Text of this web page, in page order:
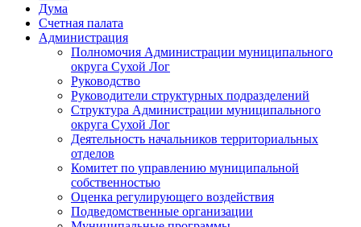
Дума
Счетная палата
Администрация
Полномочия Администрации муниципального
округа Сухой Лог
Руководство
Руководители структурных подразделений
Структура Администрации муниципального
округа Сухой Лог
Деятельность начальников территориальных
отделов
Комитет по управлению муниципальной
собственностью
Оценка регулирующего воздействия
Подведомственные организации